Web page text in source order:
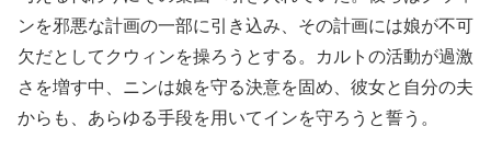
ンを邪悪な計画の一部に引き込み、その計画には娘が不可
欠だとしてクウィンを操ろうとする。カルトの活動が過激
さを増す中、ニンは娘を守る決意を固め、彼女と自分の夫
からも、あらゆる手段を用いてインを守ろうと誓う。